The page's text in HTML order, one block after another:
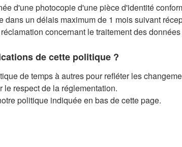
inexactes
correction des données personnelles vous
Vous avez également le droit, selon la
données que vous souhaitez corriger ne
à la rubriqueNous contacter
données personnelles
repose sur votre consentement (comme par
d'une photocopie d'une pièce d'identité
un délais maximum de 1 mois suivant
concernant le traitement des
de cette politique ?
de temps à autres pour refléter les
respect de la réglementation.
politique indiquée en bas de cette page.